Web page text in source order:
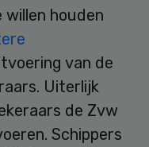
houden
van de
Uiterlijk
de Zvw
Schippers